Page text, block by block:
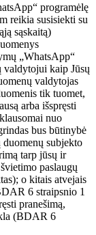
programėlę
reikia susisiekti su
sąskaitą)
„WhatsApp“
valdytojui kaip Jūsų
valdytojas
tik tuomet,
arba išspręsti
nuo
bus būtinybė
subjekto
tarp jūsų ir
paslaugų
o kitais atvejais
6 straipsnio 1
pranešimą,
(BDAR 6